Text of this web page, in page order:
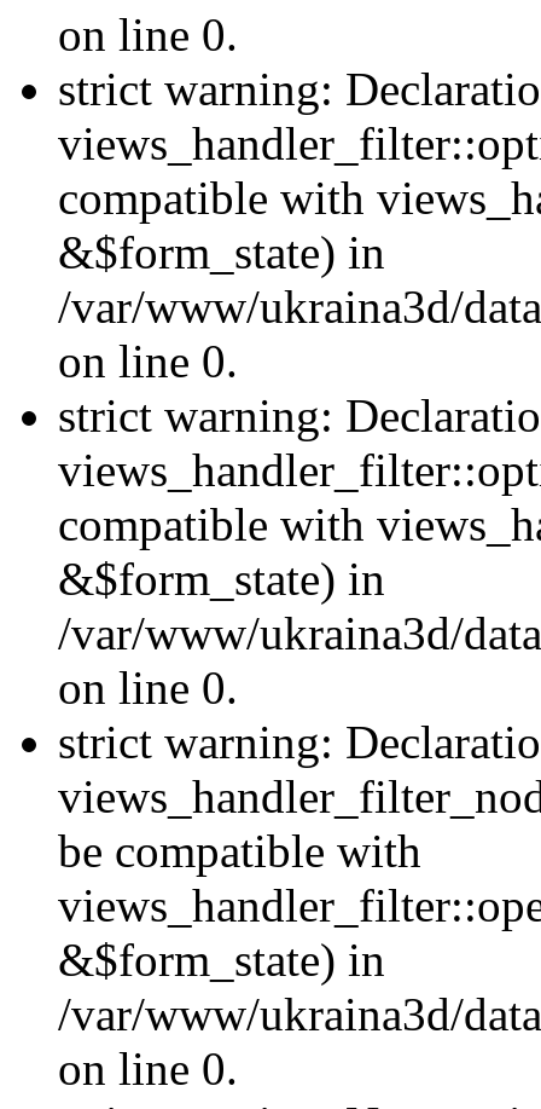
on line 0.
strict warning:
compatible with
&$form_state) in
/var/www/ukraina3d/
on line 0.
strict warning:
compatible with
&$form_state) in
/var/www/ukraina3d/
on line 0.
strict warning:
be compatible with
&$form_state) in
/var/www/ukraina3d/
on line 0.